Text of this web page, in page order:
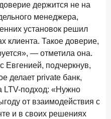
держится не на
менеджера,
установок решил
клиента. Такое доверие,
— отметила она.
Евгенией, подчеркнув,
делает private банк,
LTV-подход: «Нужно
от взаимодействия с
и в своих решениях